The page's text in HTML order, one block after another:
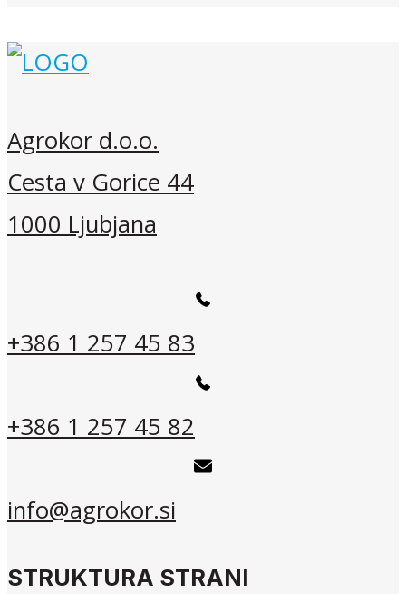
Agrokor d.o.o.
Cesta v Gorice 44
1000 Ljubjana
+386 1 257 45 83
+386 1 257 45 82
info@agrokor.si
STRUKTURA STRANI